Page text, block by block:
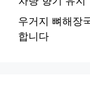
우거지 뼈해장
합니다